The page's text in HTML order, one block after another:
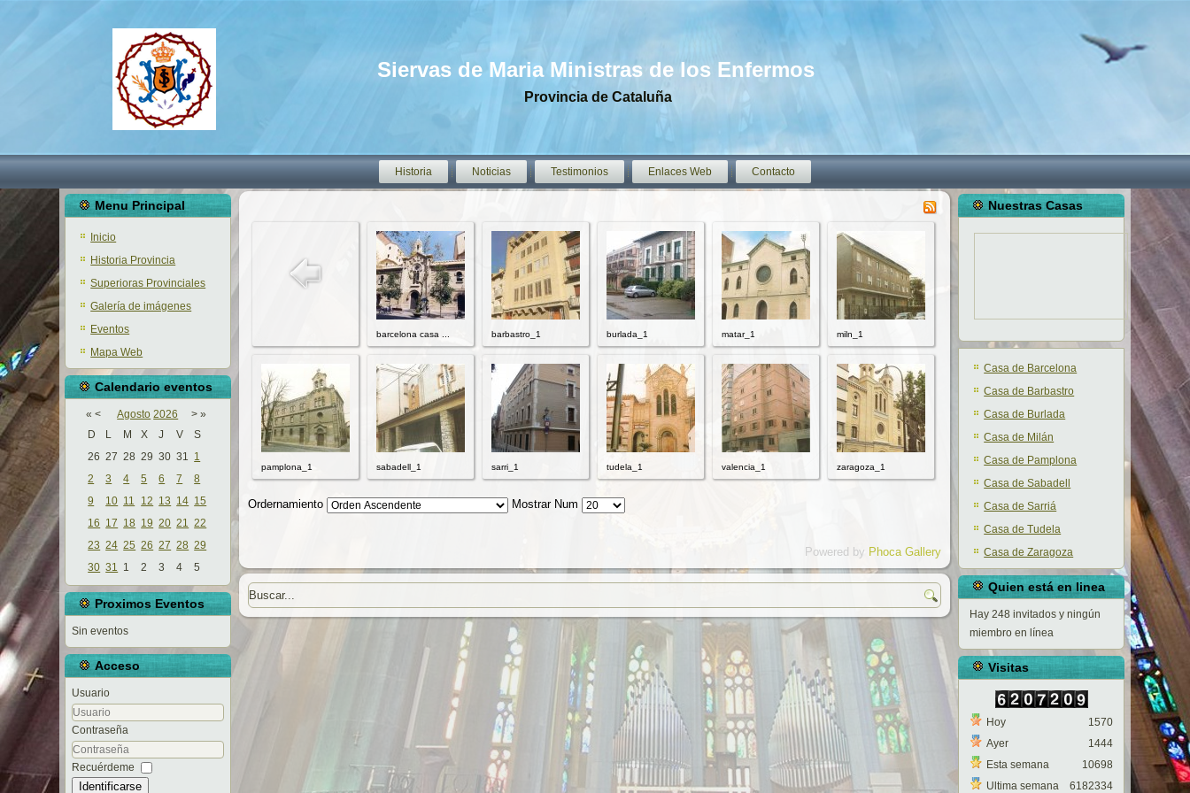
Siervas de Maria Ministras de los Enfermos
Provincia de Cataluña
Historia Noticias Testimonios Enlaces Web Contacto
Menu Principal
Inicio
Historia Provincia
Superioras Provinciales
Galería de imágenes
Eventos
Mapa Web
Calendario eventos
« < Agosto 2026 > »
D
L M X J V
S
26 27 28 29 30 31 1
2
3 4 5 6 7
8
9
10 11 12 13 14 15
16 17 18 19 20 21 22
23 24 25 26 27 28 29
30 31 1 2 3 4 5
Proximos Eventos
Sin eventos
Acceso
Usuario
Contraseña
Recuérdeme
Identificarse
barcelona casa ... barbastro_1 burlada_1 matar_1 miln_1
pamplona_1 sabadell_1 sarri_1 tudela_1 valencia_1 zaragoza_1
Ordernamiento Mostrar Num
Powered by Phoca Gallery
Nuestras Casas
Casa de Barcelona
Casa de Barbastro
Casa de Burlada
Casa de Milán
Casa de Pamplona
Casa de Sabadell
Casa de Sarriá
Casa de Tudela
Casa de Zaragoza
Quien está en linea
Hay 248 invitados y ningún
miembro en línea
Visitas
Hoy
Ayer
Esta semana
Ultima semana
1570
1444
10698
6182334